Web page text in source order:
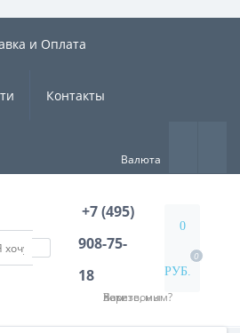
×
и Оплата
Контакты
Валюта
+7 (495)
908-75-
18
Хотите, мы Вам перезвоним?
0
РУБ.
0